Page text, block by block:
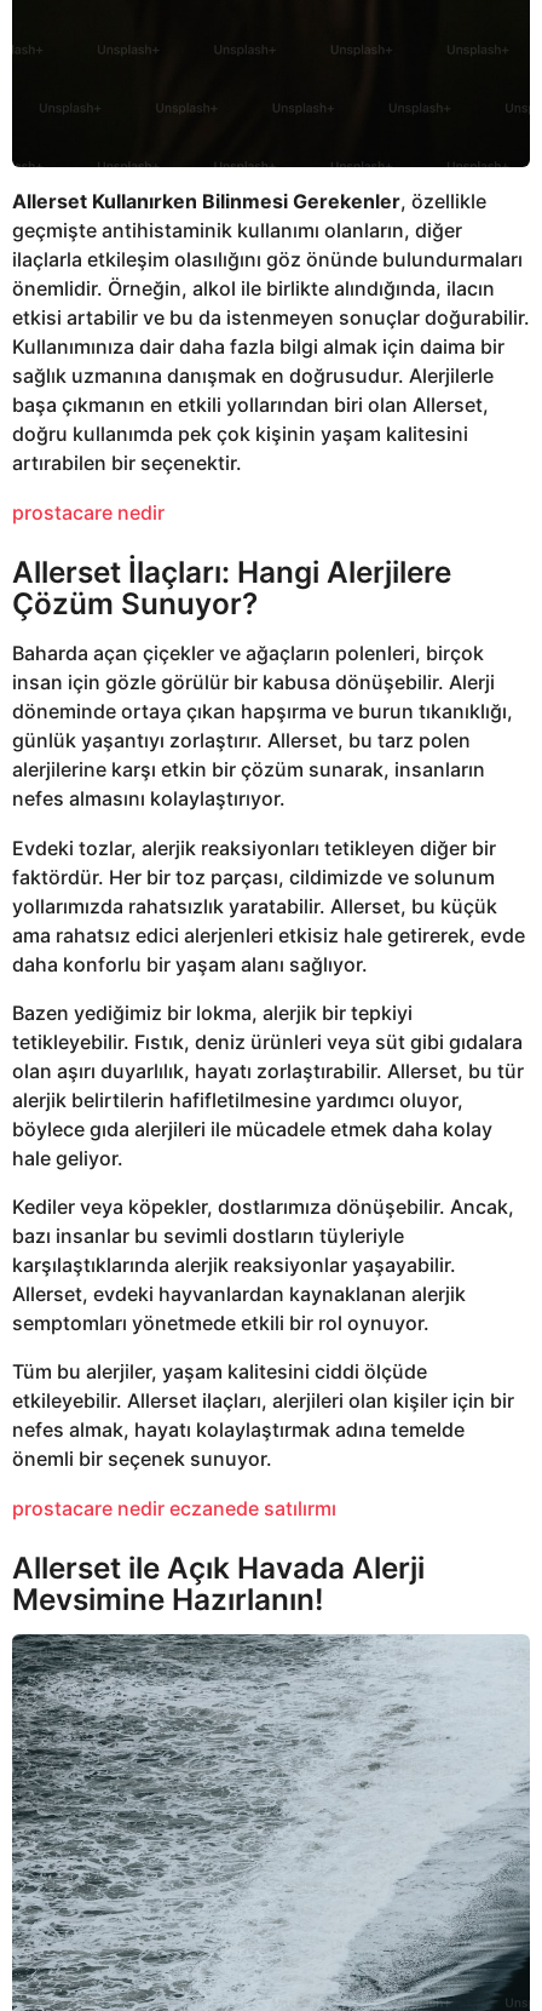
Allerset Kullanırken Bilinmesi Gerekenler, özellikle
geçmişte antihistaminik kullanımı olanların, diğer
ilaçlarla etkileşim olasılığını göz önünde bulundurmaları
önemlidir. Örneğin, alkol ile birlikte alındığında, ilacın
etkisi artabilir ve bu da istenmeyen sonuçlar doğurabilir.
Kullanımınıza dair daha fazla bilgi almak için daima bir
sağlık uzmanına danışmak en doğrusudur. Alerjilerle
başa çıkmanın en etkili yollarından biri olan Allerset,
doğru kullanımda pek çok kişinin yaşam kalitesini
artırabilen bir seçenektir.
prostacare nedir
Allerset İlaçları: Hangi Alerjilere
Çözüm Sunuyor?
Baharda açan çiçekler ve ağaçların polenleri, birçok
insan için gözle görülür bir kabusa dönüşebilir. Alerji
döneminde ortaya çıkan hapşırma ve burun tıkanıklığı,
günlük yaşantıyı zorlaştırır. Allerset, bu tarz polen
alerjilerine karşı etkin bir çözüm sunarak, insanların
nefes almasını kolaylaştırıyor.
Evdeki tozlar, alerjik reaksiyonları tetikleyen diğer bir
faktördür. Her bir toz parçası, cildimizde ve solunum
yollarımızda rahatsızlık yaratabilir. Allerset, bu küçük
ama rahatsız edici alerjenleri etkisiz hale getirerek, evde
daha konforlu bir yaşam alanı sağlıyor.
Bazen yediğimiz bir lokma, alerjik bir tepkiyi
tetikleyebilir. Fıstık, deniz ürünleri veya süt gibi gıdalara
olan aşırı duyarlılık, hayatı zorlaştırabilir. Allerset, bu tür
alerjik belirtilerin hafifletilmesine yardımcı oluyor,
böylece gıda alerjileri ile mücadele etmek daha kolay
hale geliyor.
Kediler veya köpekler, dostlarımıza dönüşebilir. Ancak,
bazı insanlar bu sevimli dostların tüyleriyle
karşılaştıklarında alerjik reaksiyonlar yaşayabilir.
Allerset, evdeki hayvanlardan kaynaklanan alerjik
semptomları yönetmede etkili bir rol oynuyor.
Tüm bu alerjiler, yaşam kalitesini ciddi ölçüde
etkileyebilir. Allerset ilaçları, alerjileri olan kişiler için bir
nefes almak, hayatı kolaylaştırmak adına temelde
önemli bir seçenek sunuyor.
prostacare nedir eczanede satılırmı
Allerset ile Açık Havada Alerji
Mevsimine Hazırlanın!